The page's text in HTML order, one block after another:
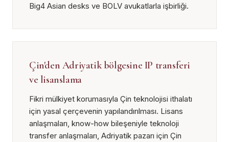
Big4 Asian desks ve BOLV avukatlarla işbirliği.
Çin'den Adriyatik bölgesine IP transferi
ve lisanslama
Fikri mülkiyet korumasıyla Çin teknolojisi ithalatı
için yasal çerçevenin yapılandırılması. Lisans
anlaşmaları, know-how bileşeniyle teknoloji
transfer anlaşmaları, Adriyatik pazarı için Çin